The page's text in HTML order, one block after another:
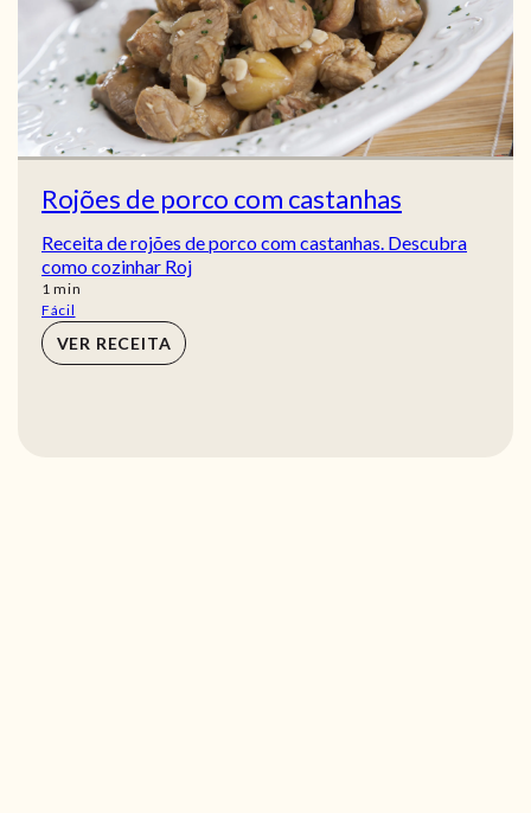
Rojões de porco com castanhas
Receita de rojões de porco com castanhas. Descubra
como cozinhar Roj
1 min
min
Fácil
VER RECEITA